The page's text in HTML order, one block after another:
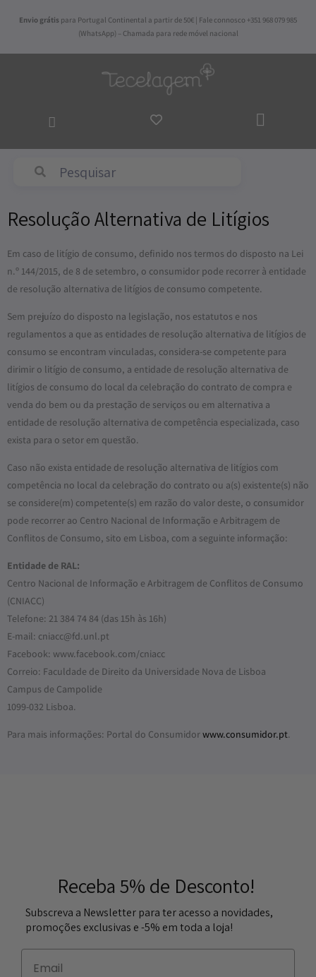
Envio grátis para Portugal Continental a partir de 50€ | Fale connosco +351 968 079 985
(WhatsApp) – Chamada para rede móvel nacional
AO
Resolução Alternativa de Litígios
Em caso de litígio de consumo, definido nos termos do disposto na Lei
n.º 144/2015, de 8 de setembro, o consumidor pode recorrer à entidade
de resolução alternativa de litígios de consumo competente.
Sem prejuízo do disposto na legislação, nos estatutos e nos
regulamentos a que as entidades de resolução alternativa de litígios de
consumo se encontram vinculadas, considera-se competente para
dirimir o litígio de consumo, a entidade de resolução alternativa de
litígios de consumo do local da celebração do contrato de compra e
venda do bem ou da prestação de serviços ou em alternativa a
entidade de resolução alternativa de competência especializada, caso
exista para o setor em questão.
Caso não exista entidade de resolução alternativa de litígios com
competência no local da celebração do contrato ou a(s) existente(s) não
se considere(m) competente(s) em razão do valor deste, o consumidor
pode recorrer ao Centro Nacional de Informação e Arbitragem de
Conflitos de Consumo, sito em Lisboa, com a seguinte informação:
Entidade de RAL:
Centro Nacional de Informação e Arbitragem de Conflitos de Consumo
(CNIACC)
Telefone: 21 384 74 84 (das 15h às 16h)
E-mail: cniacc@fd.unl.pt
Facebook: www.facebook.com/cniacc
Correio: Faculdade de Direito da Universidade Nova de Lisboa
Campus de Campolide
1099-032 Lisboa.
Para mais informações: Portal do Consumidorwww.consumidor.pt.
Receba 5% de Desconto!
Subscreva a Newsletter para ter acesso a novidades,
promoções exclusivas e -5% em toda a loja!